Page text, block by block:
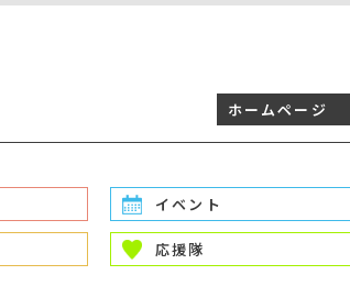
ホームページ
イベント
応援隊